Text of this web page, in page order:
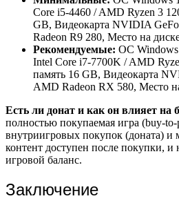
Core i5-4460 / AMD Ryzen 3
GB, Видеокарта NVIDIA
Radeon R9 280, Место на
Рекомендуемые: ОС Windows
Intel Core i7-7700K / AMD
память 16 GB, Видеокарта
AMD Radeon RX 580, Место
Есть ли донат и как он влияет на
полностью покупаемая игра (buy-
внутриигровых покупок (доната) и
контент доступен после покупки, и
игровой баланс.
Заключение